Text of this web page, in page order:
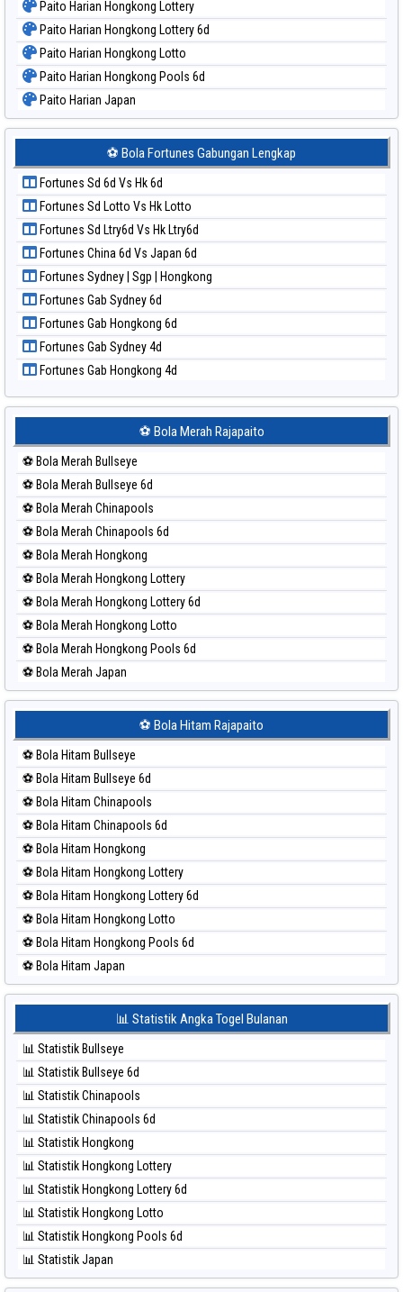
Paito Harian Hongkong Lottery
Paito Harian Hongkong Lottery 6d
Paito Harian Hongkong Lotto
Paito Harian Hongkong Pools 6d
Paito Harian Japan
Paito Harian Japan 6d
Paito Harian Korea
Paito Harian Kuda Lari
Paito Harian Magnum Cambodia
Paito Harian Nagoya
Paito Harian New York Midday
Paito Harian North Carolina Day
Paito Harian Pcso
Paito Harian Pennsylvania Day
Paito Harian Sao Paulo
Paito Harian Singapore
Paito Harian Sydney
Paito Harian Sydney Lottery
Paito Harian Sydney Lottery 6d
Paito Harian Sydney Lotto
Paito Harian Sydney Pools 6d
Paito Harian Taipei
Paito Harian Taiwan
⚽ Bola Fortunes Gabungan Lengkap
Fortunes Sd 6d Vs Hk 6d
Fortunes Sd Lotto Vs Hk Lotto
Fortunes Sd Ltry6d Vs Hk Ltry6d
Fortunes China 6d Vs Japan 6d
Fortunes Sydney | Sgp | Hongkong
Fortunes Gab Sydney 6d
Fortunes Gab Hongkong 6d
Fortunes Gab Sydney 4d
Fortunes Gab Hongkong 4d
⚽ Bola Merah Rajapaito
⚽ Bola Merah Bullseye
⚽ Bola Merah Bullseye 6d
⚽ Bola Merah Chinapools
⚽ Bola Merah Chinapools 6d
⚽ Bola Merah Hongkong
⚽ Bola Merah Hongkong Lottery
⚽ Bola Merah Hongkong Lottery 6d
⚽ Bola Merah Hongkong Lotto
⚽ Bola Merah Hongkong Pools 6d
⚽ Bola Merah Japan
⚽ Bola Merah Japan 6d
⚽ Bola Merah Kuda Lari
⚽ Bola Merah Magnum Cambodia
⚽ Bola Merah Nagoya
⚽ Bola Merah North Carolina Day
⚽ Bola Merah Pcso
⚽ Bola Merah Sao Paulo
⚽ Bola Merah Singapore
⚽ Bola Merah Sydney
⚽ Bola Merah Sydney Lottery
⚽ Bola Merah Sydney Lottery 6d
⚽ Bola Merah Sydney Lotto
⚽ Bola Merah Taipei
⚽ Bola Merah Taiwan
⚽ Bola Hitam Rajapaito
⚽ Bola Hitam Bullseye
⚽ Bola Hitam Bullseye 6d
⚽ Bola Hitam Chinapools
⚽ Bola Hitam Chinapools 6d
⚽ Bola Hitam Hongkong
⚽ Bola Hitam Hongkong Lottery
⚽ Bola Hitam Hongkong Lottery 6d
⚽ Bola Hitam Hongkong Lotto
⚽ Bola Hitam Hongkong Pools 6d
⚽ Bola Hitam Japan
⚽ Bola Hitam Japan 6d
⚽ Bola Hitam Korea
⚽ Bola Hitam Kuda Lari
⚽ Bola Hitam Magnum Cambodia
⚽ Bola Hitam Nagoya
⚽ Bola Hitam North Carolina Day
⚽ Bola Hitam Pcso
⚽ Bola Hitam Sao Paulo
⚽ Bola Hitam Singapore
⚽ Bola Hitam Sydney
⚽ Bola Hitam Sydney Lottery
⚽ Bola Hitam Sydney Lottery 6d
⚽ Bola Hitam Sydney Lotto
📊 Statistik Angka Togel Bulanan
📊 Statistik Bullseye
📊 Statistik Bullseye 6d
📊 Statistik Chinapools
📊 Statistik Chinapools 6d
📊 Statistik Hongkong
📊 Statistik Hongkong Lottery
📊 Statistik Hongkong Lottery 6d
📊 Statistik Hongkong Lotto
📊 Statistik Hongkong Pools 6d
📊 Statistik Japan
📊 Statistik Japan 6d